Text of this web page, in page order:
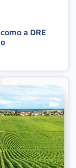
a DRE